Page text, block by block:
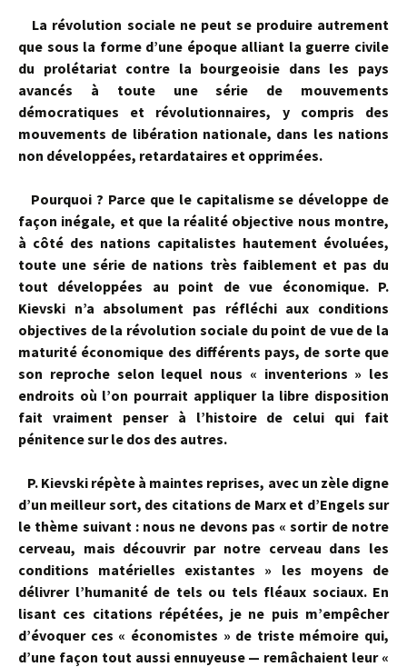
La révolution sociale ne peut se produire autrement
que sous la forme d’une époque alliant la guerre civile
du prolétariat contre la bourgeoisie dans les pays
avancés à toute une série de mouvements
démocratiques et révolutionnaires, y compris des
mouvements de libération nationale, dans les nations
non développées, retardataires et opprimées.
Pourquoi ? Parce que le capitalisme se développe de
façon inégale, et que la réalité objective nous montre,
à côté des nations capitalistes hautement évoluées,
toute une série de nations très faiblement et pas du
tout déve­loppées au point de vue économique. P.
Kievski n’a absolument pas réflé­chi aux conditions
objectives de la révolution sociale du point de vue de la
maturité économique des différents pays, de sorte que
son reproche selon lequel nous « inventerions » les
endroits où l’on pourrait appliquer la libre disposition
fait vraiment penser à l’histoire de celui qui fait
pénitence sur le dos des autres.
P. Kievski répète à maintes reprises, avec un zèle digne
d’un meilleur sort, des citations de Marx et d’Engels sur
le thème suivant : nous ne devons pas « sortir de notre
cerveau, mais découvrir par notre cerveau dans les
conditions matérielles existantes » les moyens de
délivrer l’humanité de tels ou tels fléaux sociaux. En
lisant ces citations répétées, je ne puis m’empêcher
d’évoquer ces « économistes » de triste mémoire qui,
d’une façon tout aussi ennuyeuse — remâchaient leur «